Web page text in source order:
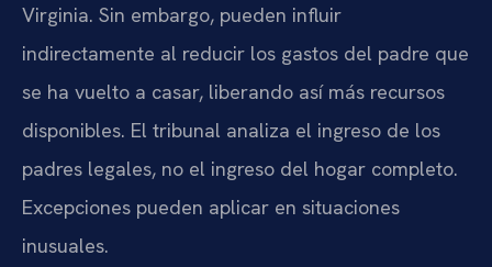
Virginia. Sin embargo, pueden influir
indirectamente al reducir los gastos del padre que
se ha vuelto a casar, liberando así más recursos
disponibles. El tribunal analiza el ingreso de los
padres legales, no el ingreso del hogar completo.
Excepciones pueden aplicar en situaciones
inusuales.